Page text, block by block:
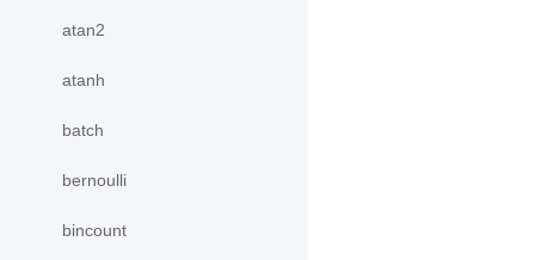
atan2
atanh
batch
bernoulli
bincount